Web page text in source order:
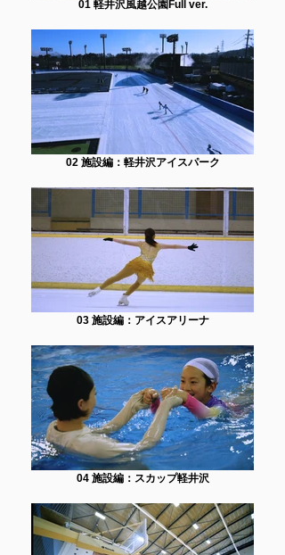
01 軽井沢風越公園Full ver.
02 施設編：軽井沢アイスパーク
03 施設編：アイスアリーナ
04 施設編：スカップ軽井沢